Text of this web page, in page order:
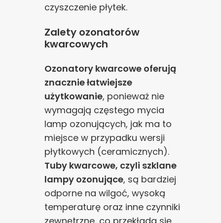
czyszczenie płytek.
Zalety ozonatorów
kwarcowych
Ozonatory kwarcowe oferują
znacznie łatwiejsze
użytkowanie, ponieważ nie
wymagają częstego mycia
lamp ozonujących, jak ma to
miejsce w przypadku wersji
płytkowych (ceramicznych).
Tuby kwarcowe, czyli szklane
lampy ozonujące, są bardziej
odporne na wilgoć, wysoką
temperaturę oraz inne czynniki